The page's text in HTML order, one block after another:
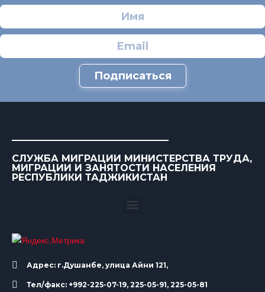
Подписаться
СЛУЖБА МИГРАЦИИ МИНИСТЕРСТВА ТРУДА,
МИГРАЦИИ И ЗАНЯТОСТИ НАСЕЛЕНИЯ
РЕСПУБЛИКИ ТАДЖИКИСТАН
Адрес: г.Душанбе, улица Айни 121,
Тел/факс: +992-225-07-19, 225-05-91, 225-05-81